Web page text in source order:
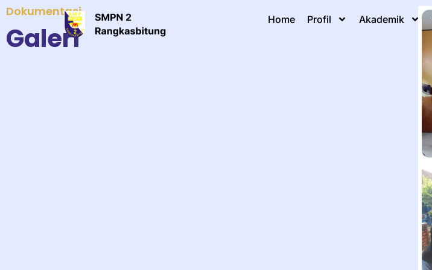
Home Profil Akademik
Dokumentasi
Galeri